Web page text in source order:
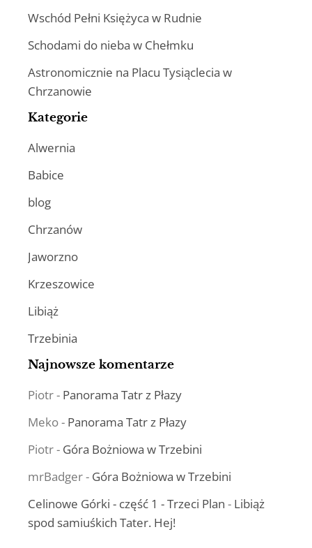
Wschód Pełni Księżyca w Rudnie
Schodami do nieba w Chełmku
Astronomicznie na Placu Tysiąclecia w
Chrzanowie
Kategorie
Alwernia
Babice
blog
Chrzanów
Jaworzno
Krzeszowice
Libiąż
Trzebinia
Najnowsze komentarze
Piotr- Panorama Tatr z Płazy
Meko- Panorama Tatr z Płazy
Piotr- Góra Bożniowa w Trzebini
mrBadger- Góra Bożniowa w Trzebini
Celinowe Górki - część 1 - Trzeci Plan - Libiąż
spod samiuśkich Tater. Hej!